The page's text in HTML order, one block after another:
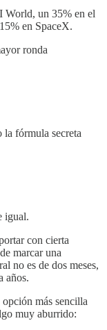
World, un 35% en el
en SpaceX.
ronda
la fórmula secreta
igual.
con cierta
marcar una
no es de dos meses,
años.
más sencilla
muy aburrido: